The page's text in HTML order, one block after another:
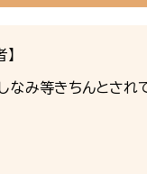
なみ等きちんとされ